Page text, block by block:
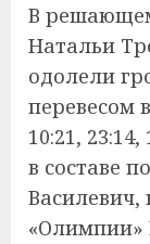
В
Натальи
одолели
перевесом
10:21,
в составе
Василевич,
«Олимпии»